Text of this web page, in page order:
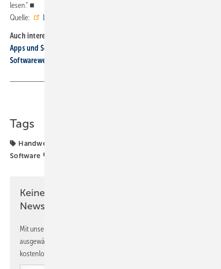
lesen.“ ■
Quelle:
Auch interessant:
Apps und Software für Handwerker und Planer
Softwarewechsel im Betrieb: So gelingt er reibungslos
Tags
Handwerkersoftware
Software
Keine Zeit? Kein Problem mit dem SBZ
Newsletter!
Mit unserem Newsletter erhalten Sie regelmäßig von uns
ausgewählte Informationen und Neuigkeiten, gebündelt und
kostenlos direkt ins Postfach.